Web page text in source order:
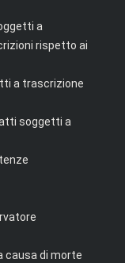
a
rispetto ai
a trascrizione
soggetti a
causa di morte